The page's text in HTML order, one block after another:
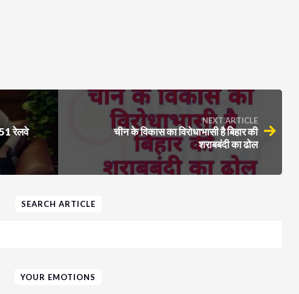
रेलवे
NEXT ARTICLE
चीन के विकास का विरोधाभासी है बिहार की
शराबबंदी का ढोल
SEARCH ARTICLE
YOUR EMOTIONS